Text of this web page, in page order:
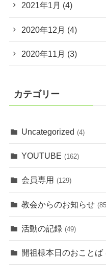
2021年1月 (4)
2020年12月 (4)
2020年11月 (3)
カテゴリー
Uncategorized (4)
YOUTUBE (162)
会員専用 (129)
教会からのお知らせ
活動の記録 (49)
開祖様本日のおことば